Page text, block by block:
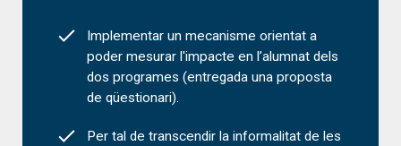
Implementar un mecanisme orientat a
poder mesurar l'impacte en l’alumnat dels
dos programes (entregada una proposta
de qüestionari).
Per tal de transcendir la informalitat de les